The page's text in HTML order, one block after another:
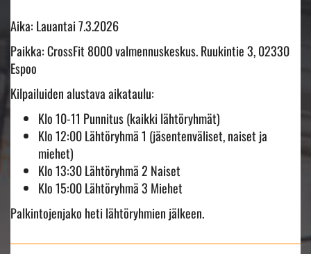
Aika: Lauantai 7.3.2026
Paikka: CrossFit 8000 valmennuskeskus. Ruukintie 3, 02330
Espoo
Kilpailuiden alustava aikataulu:
Klo 10-11 Punnitus (kaikki lähtöryhmät)
Klo 12:00 Lähtöryhmä 1 (jäsentenväliset, naiset ja
miehet)
Klo 13:30 Lähtöryhmä 2 Naiset
Klo 15:00 Lähtöryhmä 3 Miehet
Palkintojenjako heti lähtöryhmien jälkeen.